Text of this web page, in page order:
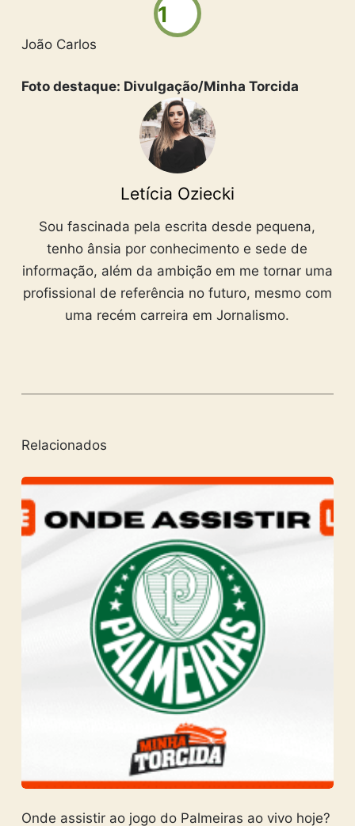
1
João Carlos
Foto destaque: Divulgação/Minha Torcida
Letícia Oziecki
Sou fascinada pela escrita desde pequena,
tenho ânsia por conhecimento e sede de
informação, além da ambição em me tornar uma
profissional de referência no futuro, mesmo com
uma recém carreira em Jornalismo.
Relacionados
Onde assistir ao jogo do Palmeiras ao vivo hoje?